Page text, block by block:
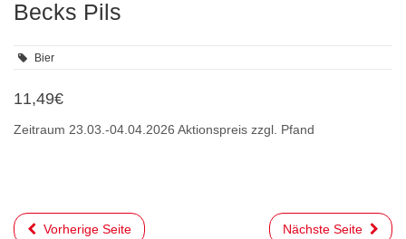
Becks Pils
Bier
11,49€
Zeitraum 23.03.-04.04.2026 Aktionspreis zzgl. Pfand
Vorherige Seite Nächste Seite